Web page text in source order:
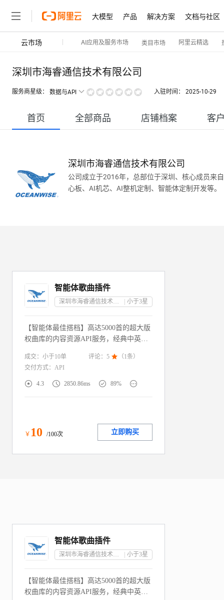
大模型 产品 解决方案 文档与社区
云市场 AI应用及服务市场 类目市场 阿里云精选
深圳市海睿通信技术有限公司
服务商星级： 数据与API 入驻时间： 2025-10-29
首页 全部商品 店铺档案 客
深圳市海睿通信技术有限公司
公司成立于2016年，总部位于深圳、核心成员来
心板、AI机芯、AI整机定制、智能体定制开发等。
智能体歌曲插件
深圳市海睿通信技术有限公司 小于3星
【智能体最佳搭档】高达5000首的超大版
权曲库的内容资源API服务，经典中英文
源类型一应俱全，助力一站式搭建儿童陪
伴智能体内容资源库！
成交： 小于10单 评论： 5  （1条）
交付方式： API
 4.3  2850.86ms  89% 
￥ 10 /100次 立即购买
智能体歌曲插件
深圳市海睿通信技术有限公司 小于3星
【智能体最佳搭档】高达5000首的超大版
权曲库的内容资源API服务，经典中英文